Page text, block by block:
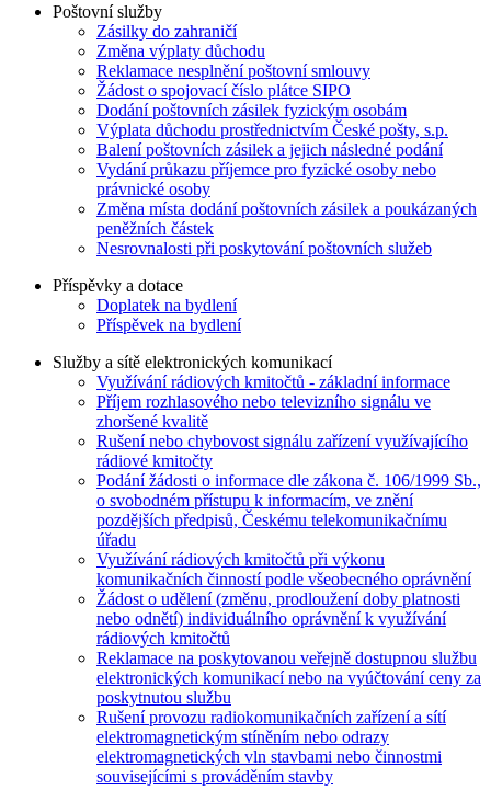
Poštovní služby
Zásilky do zahraničí
Změna výplaty důchodu
Reklamace nesplnění poštovní smlouvy
Žádost o spojovací číslo plátce SIPO
Dodání poštovních zásilek fyzickým osobám
Výplata důchodu prostřednictvím České pošty, s.p.
Balení poštovních zásilek a jejich následné podání
Vydání průkazu příjemce pro fyzické osoby nebo
právnické osoby
Změna místa dodání poštovních zásilek a poukázaných
peněžních částek
Nesrovnalosti při poskytování poštovních služeb
Příspěvky a dotace
Doplatek na bydlení
Příspěvek na bydlení
Služby a sítě elektronických komunikací
Využívání rádiových kmitočtů - základní informace
Příjem rozhlasového nebo televizního signálu ve
zhoršené kvalitě
Rušení nebo chybovost signálu zařízení využívajícího
rádiové kmitočty
Podání žádosti o informace dle zákona č. 106/1999 Sb.,
o svobodném přístupu k informacím, ve znění
pozdějších předpisů, Českému telekomunikačnímu
úřadu
Využívání rádiových kmitočtů při výkonu
komunikačních činností podle všeobecného oprávnění
Žádost o udělení (změnu, prodloužení doby platnosti
nebo odnětí) individuálního oprávnění k využívání
rádiových kmitočtů
Reklamace na poskytovanou veřejně dostupnou službu
elektronických komunikací nebo na vyúčtování ceny za
poskytnutou službu
Rušení provozu radiokomunikačních zařízení a sítí
elektromagnetickým stíněním nebo odrazy
elektromagnetických vln stavbami nebo činnostmi
souvisejícími s prováděním stavby